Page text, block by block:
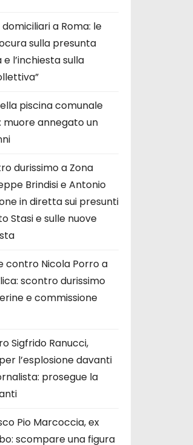
a Roma: le
sulla presunta
l’inchiesta sulla
piscina comunale
muore annegato un
durissimo a Zona
Brindisi e Antonio
in diretta sui presunti
Stasi e sulle nuove
contro Nicola Porro a
scontro durissimo
e commissione
Sigfrido Ranucci,
l’esplosione davanti
prosegue la
Pio Marcoccia, ex
scompare una figura